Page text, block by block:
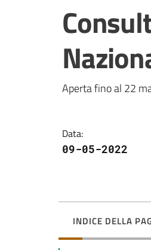
Aperta fino al 22
Data:
09-05-2022
INDICE DELLA